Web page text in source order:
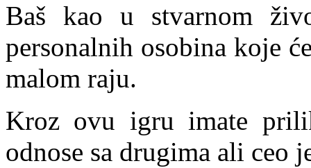
Baš kao u stvarnom
personalnih osobina koje
malom raju.
Kroz ovu igru imate
odnose sa drugima ali ceo